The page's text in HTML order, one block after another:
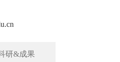
研&成果